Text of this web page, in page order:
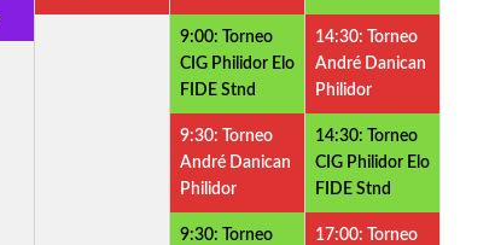
9:00: Torneo
CIG Philidor Elo
FIDE Stnd
9:30: Torneo
André Danican
Philidor
9:30: Torneo
14:30: Torneo
André Danican
Philidor
14:30: Torneo
CIG Philidor Elo
FIDE Stnd
17:00: Torneo